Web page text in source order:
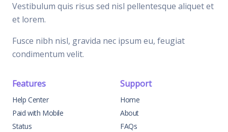
Vestibulum quis risus sed nisl pellentesque aliquet et
et lorem.
Fusce nibh nisl, gravida nec ipsum eu, feugiat
condimentum velit.
Features
Help Center
Paid with Mobile
Status
Support
Home
About
FAQs